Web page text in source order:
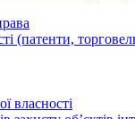
(патенти,
власності